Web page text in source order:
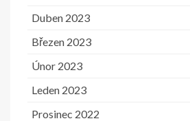
Duben 2023
Březen 2023
Únor 2023
Leden 2023
Prosinec 2022